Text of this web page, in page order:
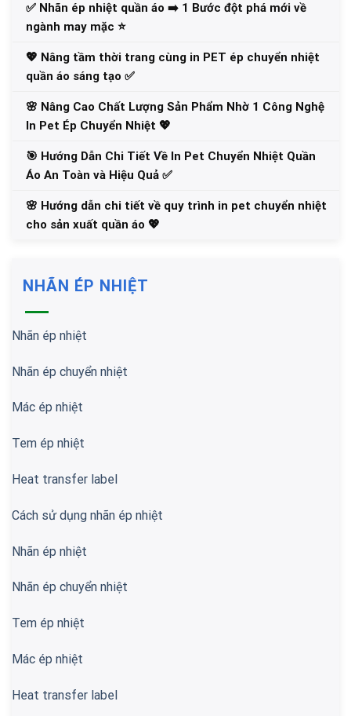
✅‪ Nhãn ép nhiệt quần áo ➡️ 1 Bước đột phá mới về
ngành may mặc ⭐️
💖 Nâng tầm thời trang cùng in PET ép chuyển nhiệt
quần áo sáng tạo ✅
🌸 Nâng Cao Chất Lượng Sản Phẩm Nhờ 1 Công Nghệ
In Pet Ép Chuyển Nhiệt 💖
🎯 Hướng Dẫn Chi Tiết Về In Pet Chuyển Nhiệt Quần
Áo An Toàn và Hiệu Quả ✅
🌸 Hướng dẫn chi tiết về quy trình in pet chuyển nhiệt
cho sản xuất quần áo 💖
NHÃN ÉP NHIỆT
Nhãn ép nhiệt
Nhãn ép chuyển nhiệt
Mác ép nhiệt
Tem ép nhiệt
Heat transfer label
Cách sử dụng nhãn ép nhiệt
Nhãn ép nhiệt
Nhãn ép chuyển nhiệt
Tem ép nhiệt
Mác ép nhiệt
Heat transfer label